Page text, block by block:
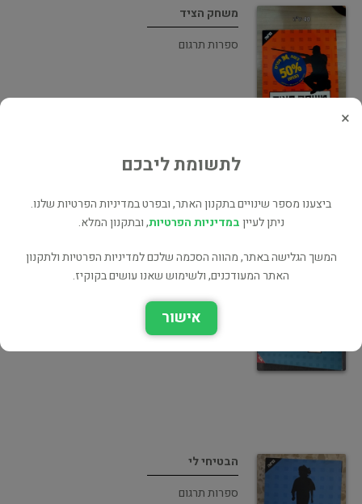
משחק הציד
ספרות תרגום
הנעלמים
הנעלמים
הבטיחי לי
ספרות תרגום
×
לתשומת ליבכם
ביצענו מספר שינויים בתקנון האתר, ובפרט במדיניות הפרטיות שלנו.
ניתן לעייןבמדיניות הפרטיות, ובתקנון המלא.
המשך הגלישה באתר, מהווה הסכמה שלכם למדיניות הפרטיות ולתקנון
האתר המעודכנים, ולשימוש שאנו עושים בקוקיז.
אישור